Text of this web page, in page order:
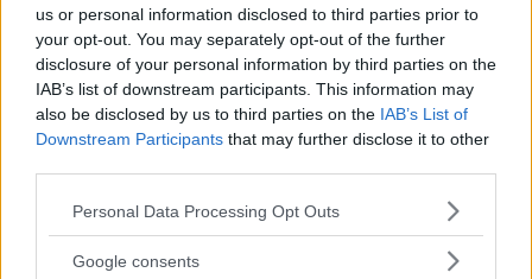
us or personal information disclosed to third parties prior to
your opt-out. You may separately opt-out of the further
disclosure of your personal information by third parties on the
IAB’s list of downstream participants. This information may
also be disclosed by us to third parties on the IAB’s List of
Downstream Participants that may further disclose it to other
Please note that this website/app uses one or more Google
not limited to your visit or usage behaviour. You may click to
Personal Data Processing Opt Outs
Google consents